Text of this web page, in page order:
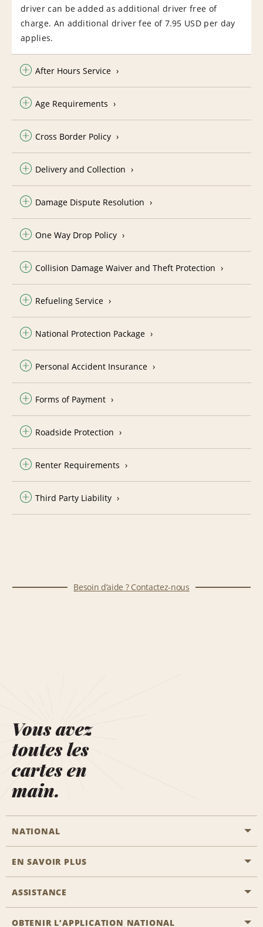
driver can be added as additional driver free of
charge. An additional driver fee of 7.95 USD per day
applies.
After Hours Service
Age Requirements
Cross Border Policy
Delivery and Collection
Damage Dispute Resolution
One Way Drop Policy
Collision Damage Waiver and Theft Protection
Refueling Service
National Protection Package
Personal Accident Insurance
Forms of Payment
Roadside Protection
Renter Requirements
Third Party Liability
Besoin d’aide ? Contactez-nous
Vous avez
toutes les
cartes en
main.
NATIONAL
Passer une réservation
Solutions pour les professionnels
EN SAVOIR PLUS
Carrière
ASSISTANCE
Accessibilité
OBTENIR L’APPLICATION NATIONAL